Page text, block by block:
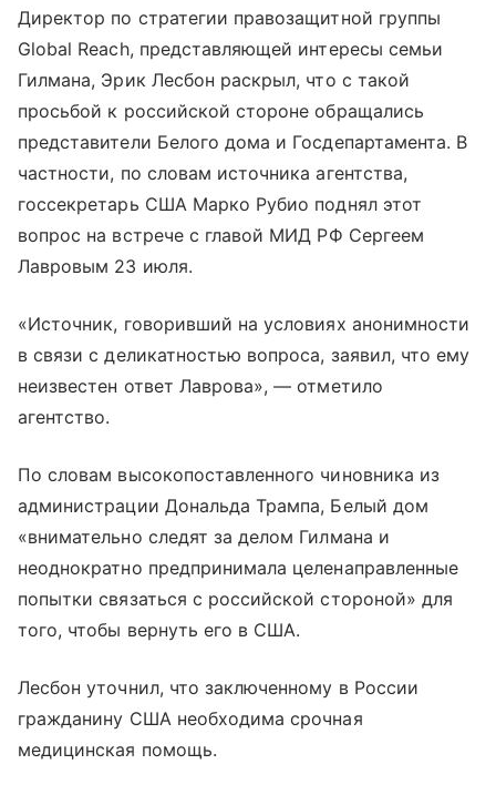
Директор по стратегии правозащитной группы
Global Reach, представляющей интересы семьи
Гилмана, Эрик Лесбон раскрыл, что с такой
просьбой к российской стороне обращались
представители Белого дома и Госдепартамента. В
частности, по словам источника агентства,
госсекретарь США Марко Рубио поднял этот
вопрос на встрече с главой МИД РФ Сергеем
Лавровым 23 июля.
«Источник, говоривший на условиях анонимности
в связи с деликатностью вопроса, заявил, что ему
неизвестен ответ Лаврова», — отметило
агентство.
По словам высокопоставленного чиновника из
администрации Дональда Трампа, Белый дом
«внимательно следят за делом Гилмана и
неоднократно предпринимала целенаправленные
попытки связаться с российской стороной» для
того, чтобы вернуть его в США.
Лесбон уточнил, что заключенному в России
гражданину США необходима срочная
медицинская помощь.